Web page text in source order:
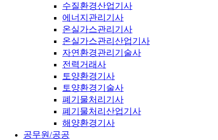
수질환경산업기사
에너지관리기사
온실가스관리기사
온실가스관리산업기사
자연환경관리기술사
전력거래사
토양환경기사
토양환경기술사
폐기물처리기사
폐기물처리산업기사
해양환경기사
공무원/공공